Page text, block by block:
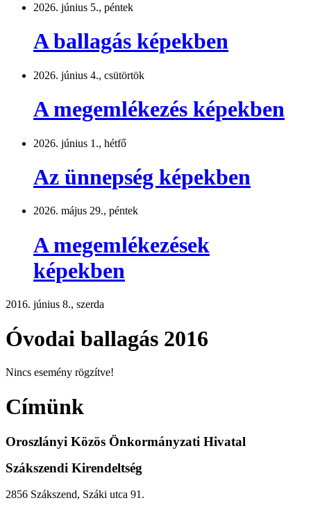
2026. június 5., péntek
A ballagás képekben
2026. június 4., csütörtök
A megemlékezés képekben
2026. június 1., hétfő
Az ünnepség képekben
2026. május 29., péntek
A megemlékezések
képekben
2016. június 8., szerda
Óvodai ballagás 2016
Nincs esemény rögzítve!
Címünk
Oroszlányi Közös Önkormányzati Hivatal
Szákszendi Kirendeltség
2856 Szákszend, Száki utca 91.